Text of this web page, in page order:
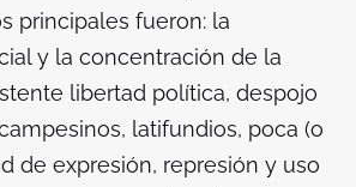
principales fueron: la
y la concentración de la
libertad política, despojo
latifundios, poca (o
de expresión, represión y uso